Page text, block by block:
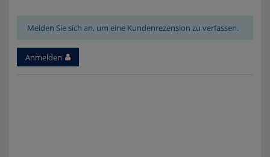
Melden Sie sich an, um eine Kundenrezension zu verfassen.
Anmelden